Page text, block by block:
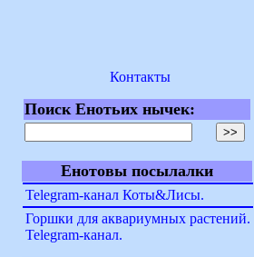
Контакты
Поиск Енотьих нычек:
Енотовы посылалки
Telegram-канал Коты&Лисы.
Горшки для аквариумных растений.
Telegram-канал.